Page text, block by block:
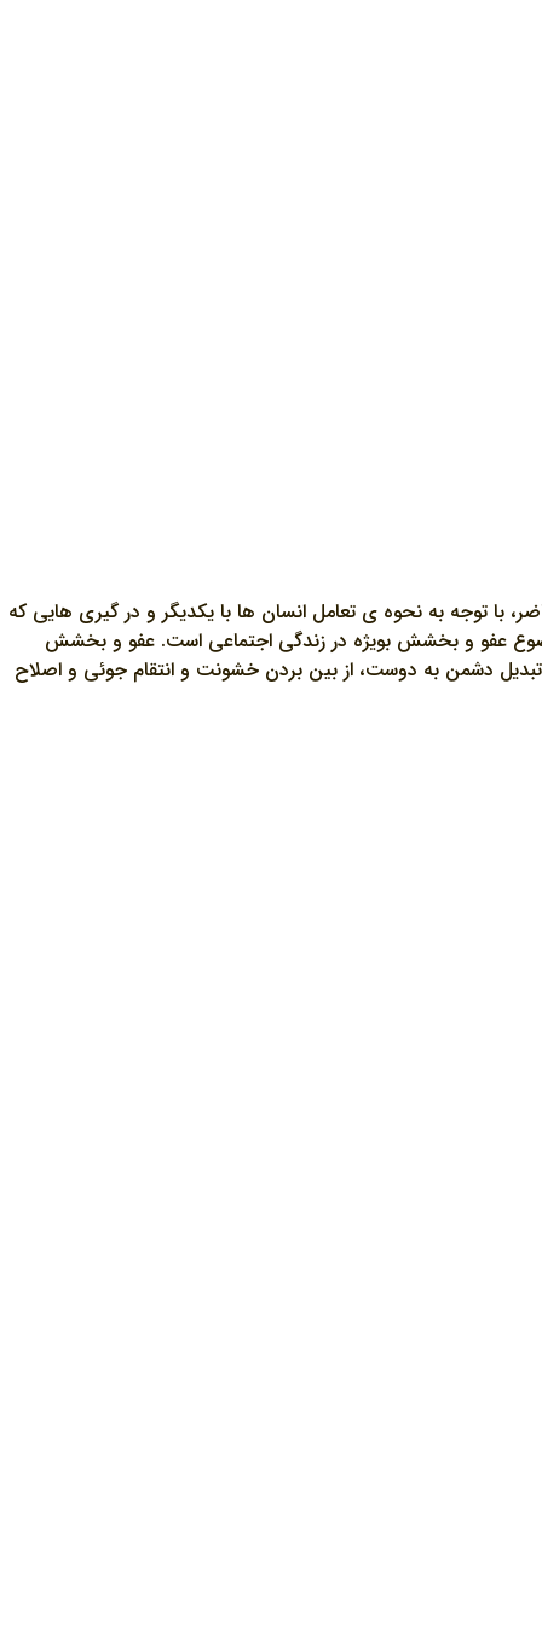
با توجه به نحوه ي تعامل انسان ها با يکديگر و در گيري هايي که
عفو و بخشش بويژه در زندگي اجتماعي است. عفو و بخشش
تبديل دشمن به دوست، از بين بردن خشونت و انتقام جوئي و اصلاح